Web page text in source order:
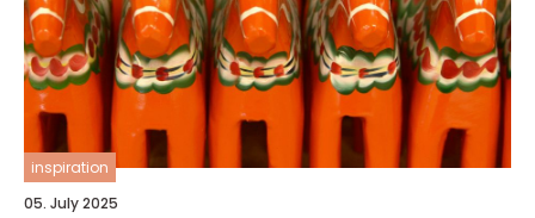
inspiration
05. July 2025